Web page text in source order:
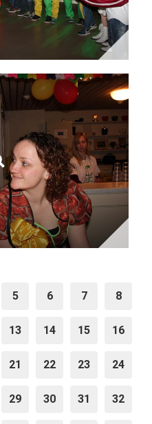
5 6 7 8
13 14 15 16
21 22 23 24
29 30 31 32